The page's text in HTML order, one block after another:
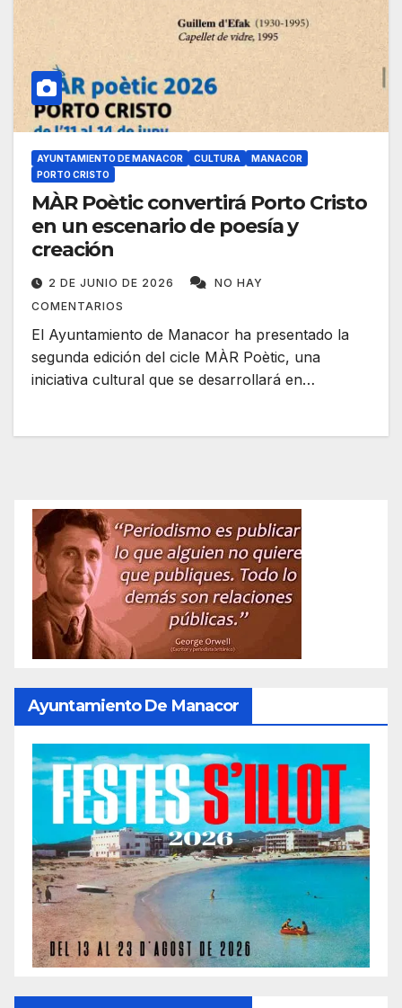
AYUNTAMIENTO DE MANACOR CULTURA
MANACOR
PORTO CRISTO
MÀR Poètic convertirá Porto Cristo
en un escenario de poesía y
creación
2 DE JUNIO DE 2026
NO HAY
COMENTARIOS
El Ayuntamiento de Manacor ha presentado la
segunda edición del cicle MÀR Poètic, una
iniciativa cultural que se desarrollará en…
Ayuntamiento De Manacor